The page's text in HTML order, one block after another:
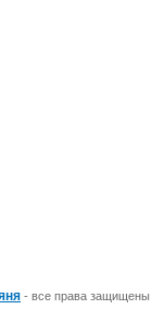
- все права